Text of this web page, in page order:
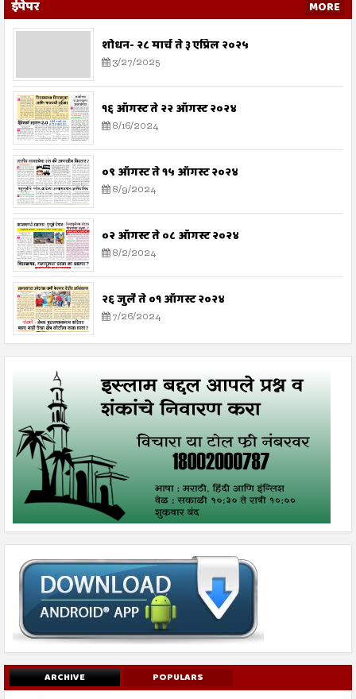
ईपेपर MORE
शोधन- २८ मार्च ते ३ एप्रिल २०२५
3/27/2025
१६ ऑगस्ट ते २२ ऑगस्ट २०२४
8/16/2024
०९ ऑगस्ट ते १५ ऑगस्ट २०२४
8/9/2024
०२ ऑगस्ट ते ०८ ऑगस्ट २०२४
8/2/2024
२६ जुलै ते ०१ ऑगस्ट २०२४
7/26/2024
ARCHIVE POPULARS